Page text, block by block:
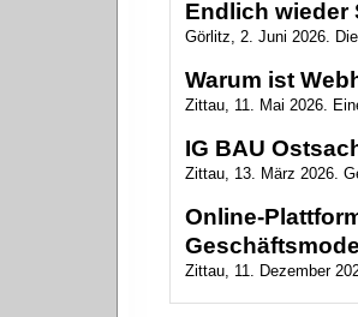
Endlich wieder
Görlitz, 2. Juni 2026.
Warum ist
Zittau, 11. Mai 2026.
IG BAU
Zittau, 13. März 2026.
Online-
Zittau, 11. Dezember